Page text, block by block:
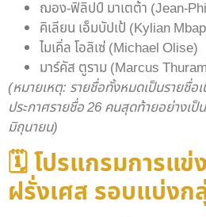
ฌอง-ฟิลิปป์ มาเตต้า (Jean-
คิเลียน เอ็มบัปเป้ (Kylian
ไมเคิ่ล โอลิเซ่ (Michael Olise)
มาร์คัส ตูราม (Marcus
(หมายเหตุ: รายชื่อทั้งหมดเป็นรายชื่อ
ประกาศรายชื่อ 26 คนสุดท้ายอย่างเป็
มิถุนายน)
🗓️ โปรแกรมการแข่
ฝรั่งเศส รอบแบ่งก